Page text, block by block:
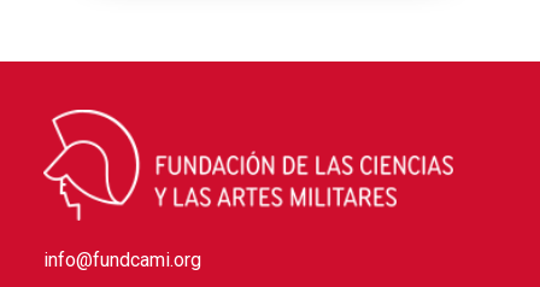
info@fundcami.org